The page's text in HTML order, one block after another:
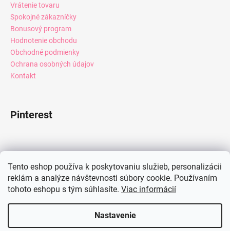
Tento eshop používa k poskytovaniu služieb, personalizácii
reklám a analýze návštevnosti súbory cookie. Používaním
tohoto eshopu s tým súhlasíte. Viac informácií
Nastavenie
Vrátenie tovaru
Spokojné zákazníčky
Bonusový program
Hodnotenie obchodu
Obchodné podmienky
Ochrana osobných údajov
Kontakt
Pinterest
Instagram